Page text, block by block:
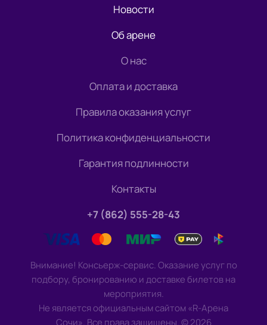
Новости
Об арене
О нас
Оплата и доставка
Правила оказания услуг
Политика конфиденциальности
Гарантия подлинности
Контакты
+7 (862) 555-28-43
Внимание! Консьерж-сервис. Оказание услуг по
подбору, бронированию и доставке билетов на
мероприятия.
Не является официальным сайтом «R-Арена